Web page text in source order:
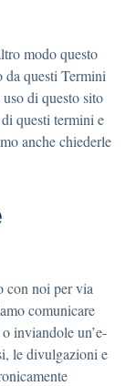
modo questo
da questi Termini
di questo sito
questi termini e
anche chiederle
con noi per via
comunicare
inviandole un’e-
le divulgazioni e